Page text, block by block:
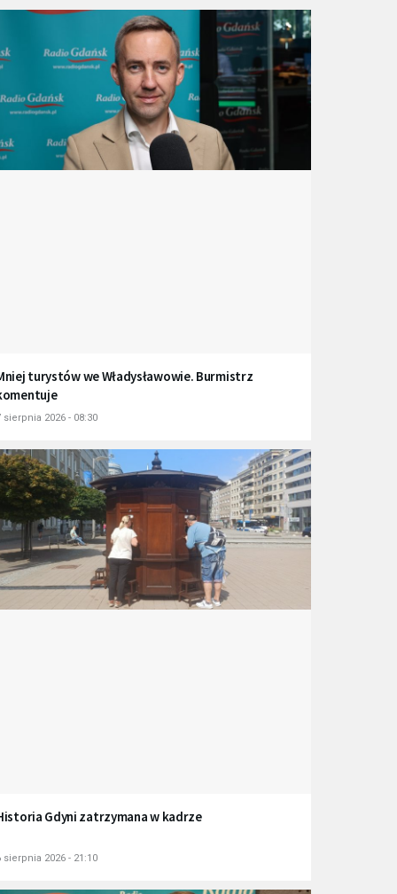
turystów we Władysławowie. Burmistrz
sierpnia 2026 - 08:30
Gdyni zatrzymana w kadrze
sierpnia 2026 - 21:10